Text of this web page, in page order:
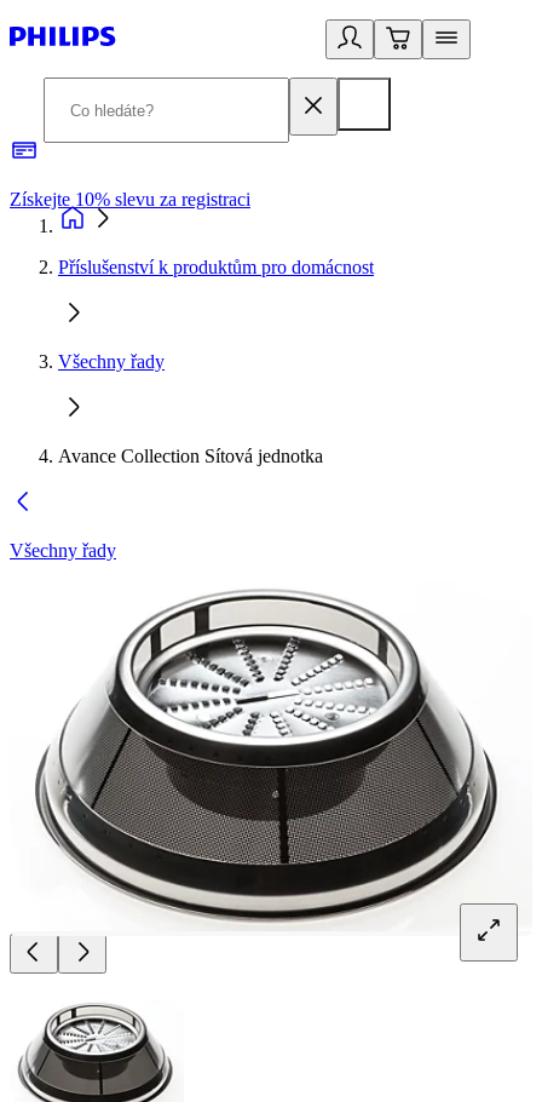
Získejte 10% slevu za registraci
Příslušenství k produktům pro domácnost
Všechny řady
Avance Collection Sítová jednotka
Všechny řady